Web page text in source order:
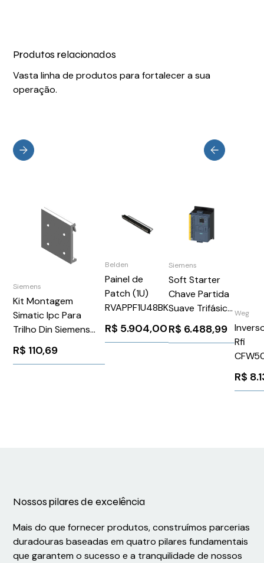
Produtos relacionados
Vasta linha de produtos para fortalecer a sua
operação.
Siemens
Kit Montagem
Simatic Ipc Para
Trilho Din Siemens
6AG40210AA200AA1
R$ 110,69
Belden
Painel de
Patch (1U)
RVAPPF1U48BK
R$ 5.904,00
Siemens
Soft Starter
Chave Partida
Suave Trifásico
24Vca/Vcc
32A 200-
R$ 6.488,99
Weg
Rfi
Weg
R$
Nossos pilares de excelência
Mais do que fornecer produtos, construímos parcerias
duradouras baseadas em quatro pilares fundamentais
que garantem o sucesso e a tranquilidade de nossos